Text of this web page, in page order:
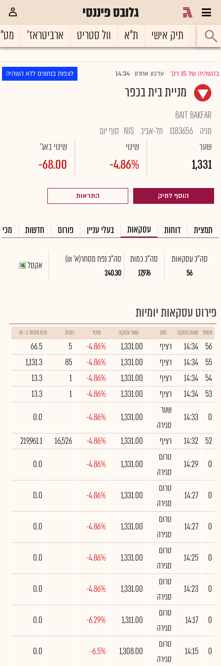
גלובס פיננסי
ראשי תיק אישי ת"א וול סטריט ארביטראז'
בהשהיה של 15 דק' |עדכון אחרון 14:34 לצפות בנתונים ללא השהיה
מניית בית בכפר
BAIT BAKFAR
מניה 1183656 תל-אביב NIS סוף יום
שער
1,331
שינוי
-4.86%
שינוי באג'
-68.00
הוסף לתיק התראות
תמצית דוחות עסקאות בעלי עניין פורום חדשות
סה"כ עסקאות
56
סה"כ כמות
17,976
סה"כ נפח מסחר(א' ₪)
240.30
אקסל
פירוט עסקאות יומיות
מספר שעת עסקה מצב שער עסקה שינוי כמות נפח מסחר ב- ₪
56
14:34 רציף 1,331.00
-4.86%
5
66.5
55
14:34 רציף 1,331.00
-4.86%
85
1,131.3
54
14:34 רציף 1,331.00
-4.86%
1
13.3
53
14:34 רציף 1,331.00
-4.86%
1
13.3
0
14:33
שער
סגירה
1,331.00
-4.86%
0.0
52
14:32 רציף 1,331.00
-4.86%
16,526
219,961.1
0
14:29
טרום
סגירה
1,331.00
-4.86%
0.0
0
14:27
טרום
סגירה
1,331.00
-4.86%
0.0
0
14:27
טרום
סגירה
1,331.00
-4.86%
0.0
0
14:25
טרום
סגירה
1,331.00
-4.86%
0.0
0
14:23
טרום
סגירה
1,331.00
-4.86%
0.0
0
14:17
טרום
סגירה
1,311.00
-6.29%
0.0
0
14:15
טרום
סגירה
1,308.00
-6.5%
0.0